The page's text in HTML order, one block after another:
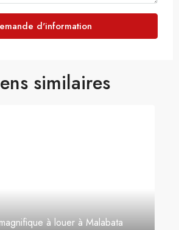
d'information
similaires
à louer à Malabata